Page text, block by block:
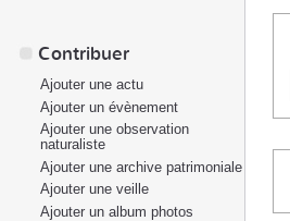
Contribuer
Ajouter une actu
Ajouter un évènement
Ajouter une observation
naturaliste
Ajouter une archive patrimoniale
Ajouter une veille
Ajouter un album photos